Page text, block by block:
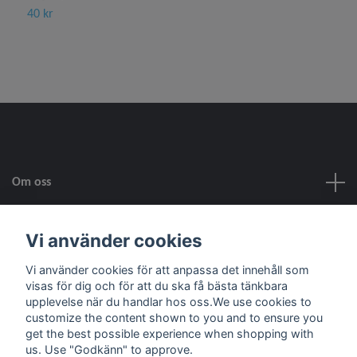
40 kr
Om oss
Fotmeny
Sociala medier
Vi använder cookies
Vi använder cookies för att anpassa det innehåll som
visas för dig och för att du ska få bästa tänkbara
upplevelse när du handlar hos oss.We use cookies to
customize the content shown to you and to ensure you
get the best possible experience when shopping with
us. Use "Godkänn" to approve.